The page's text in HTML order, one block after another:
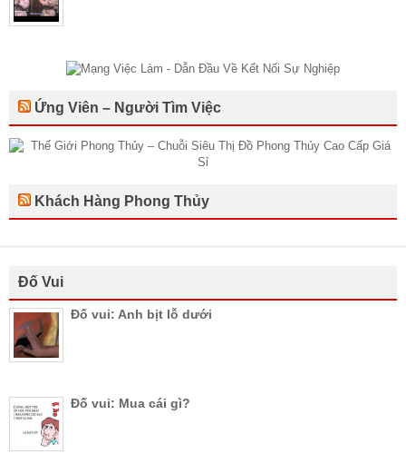
Ứng Viên – Người Tìm Việc
Khách Hàng Phong Thủy
Đố Vui
Đố vui: Anh bịt lỗ dưới
Đố vui: Mua cái gì?